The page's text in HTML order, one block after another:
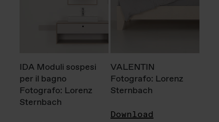
IDA Moduli sospesi
per il bagno
Fotografo: Lorenz
Sternbach
VALENTIN
Fotografo: Lorenz
Sternbach
Download